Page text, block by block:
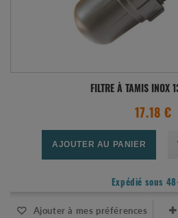
FILTRE À TAMIS INOX
17.18 €
AJOUTER AU PANIER
Expédié sous
Ajouter à mes préférences